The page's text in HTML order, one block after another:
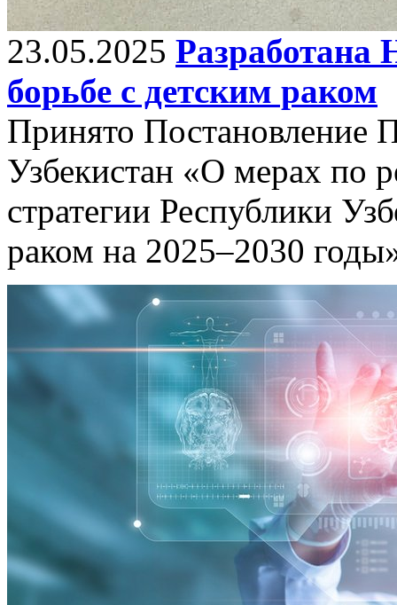
23.05.2025 Разработана
борьбе с детским раком
Принято Постановление
Узбекистан «О мерах по
стратегии Республики
раком на 2025–2030